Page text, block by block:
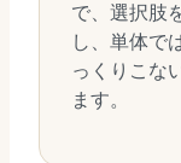
で、選択肢
し、単体で
っくりこな
ます。